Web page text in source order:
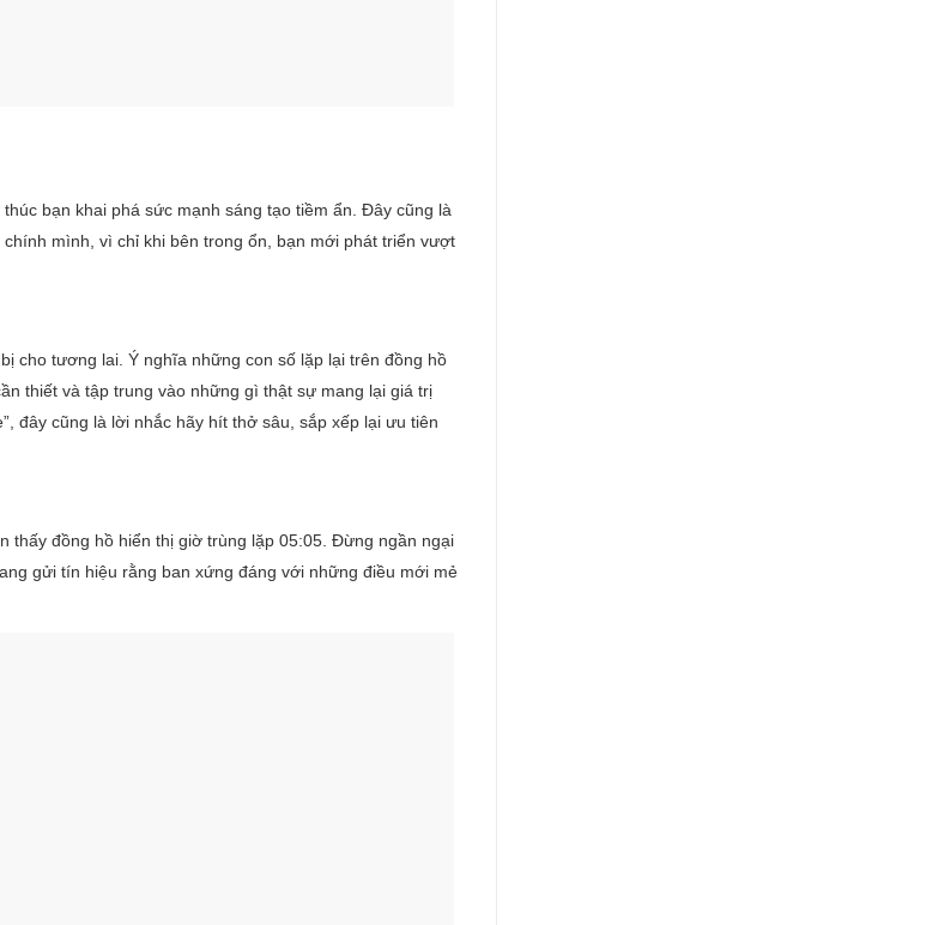
bạn khai phá sức mạnh sáng tạo tiềm ẩn. Đây cũng là
mình, vì chỉ khi bên trong ổn, bạn mới phát triển vượt
cho tương lai. Ý nghĩa những con số lặp lại trên đồng hồ
thiết và tập trung vào những gì thật sự mang lại giá trị
đây cũng là lời nhắc hãy hít thở sâu, sắp xếp lại ưu tiên
thấy đồng hồ hiển thị giờ trùng lặp 05:05. Đừng ngần ngại
gửi tín hiệu rằng ban xứng đáng với những điều mới mẻ